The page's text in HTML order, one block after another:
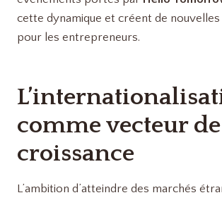
cette dynamique et créent de
pour les entrepreneurs.
comme vecteur de
croissance
L’ambition d’atteindre des marchés